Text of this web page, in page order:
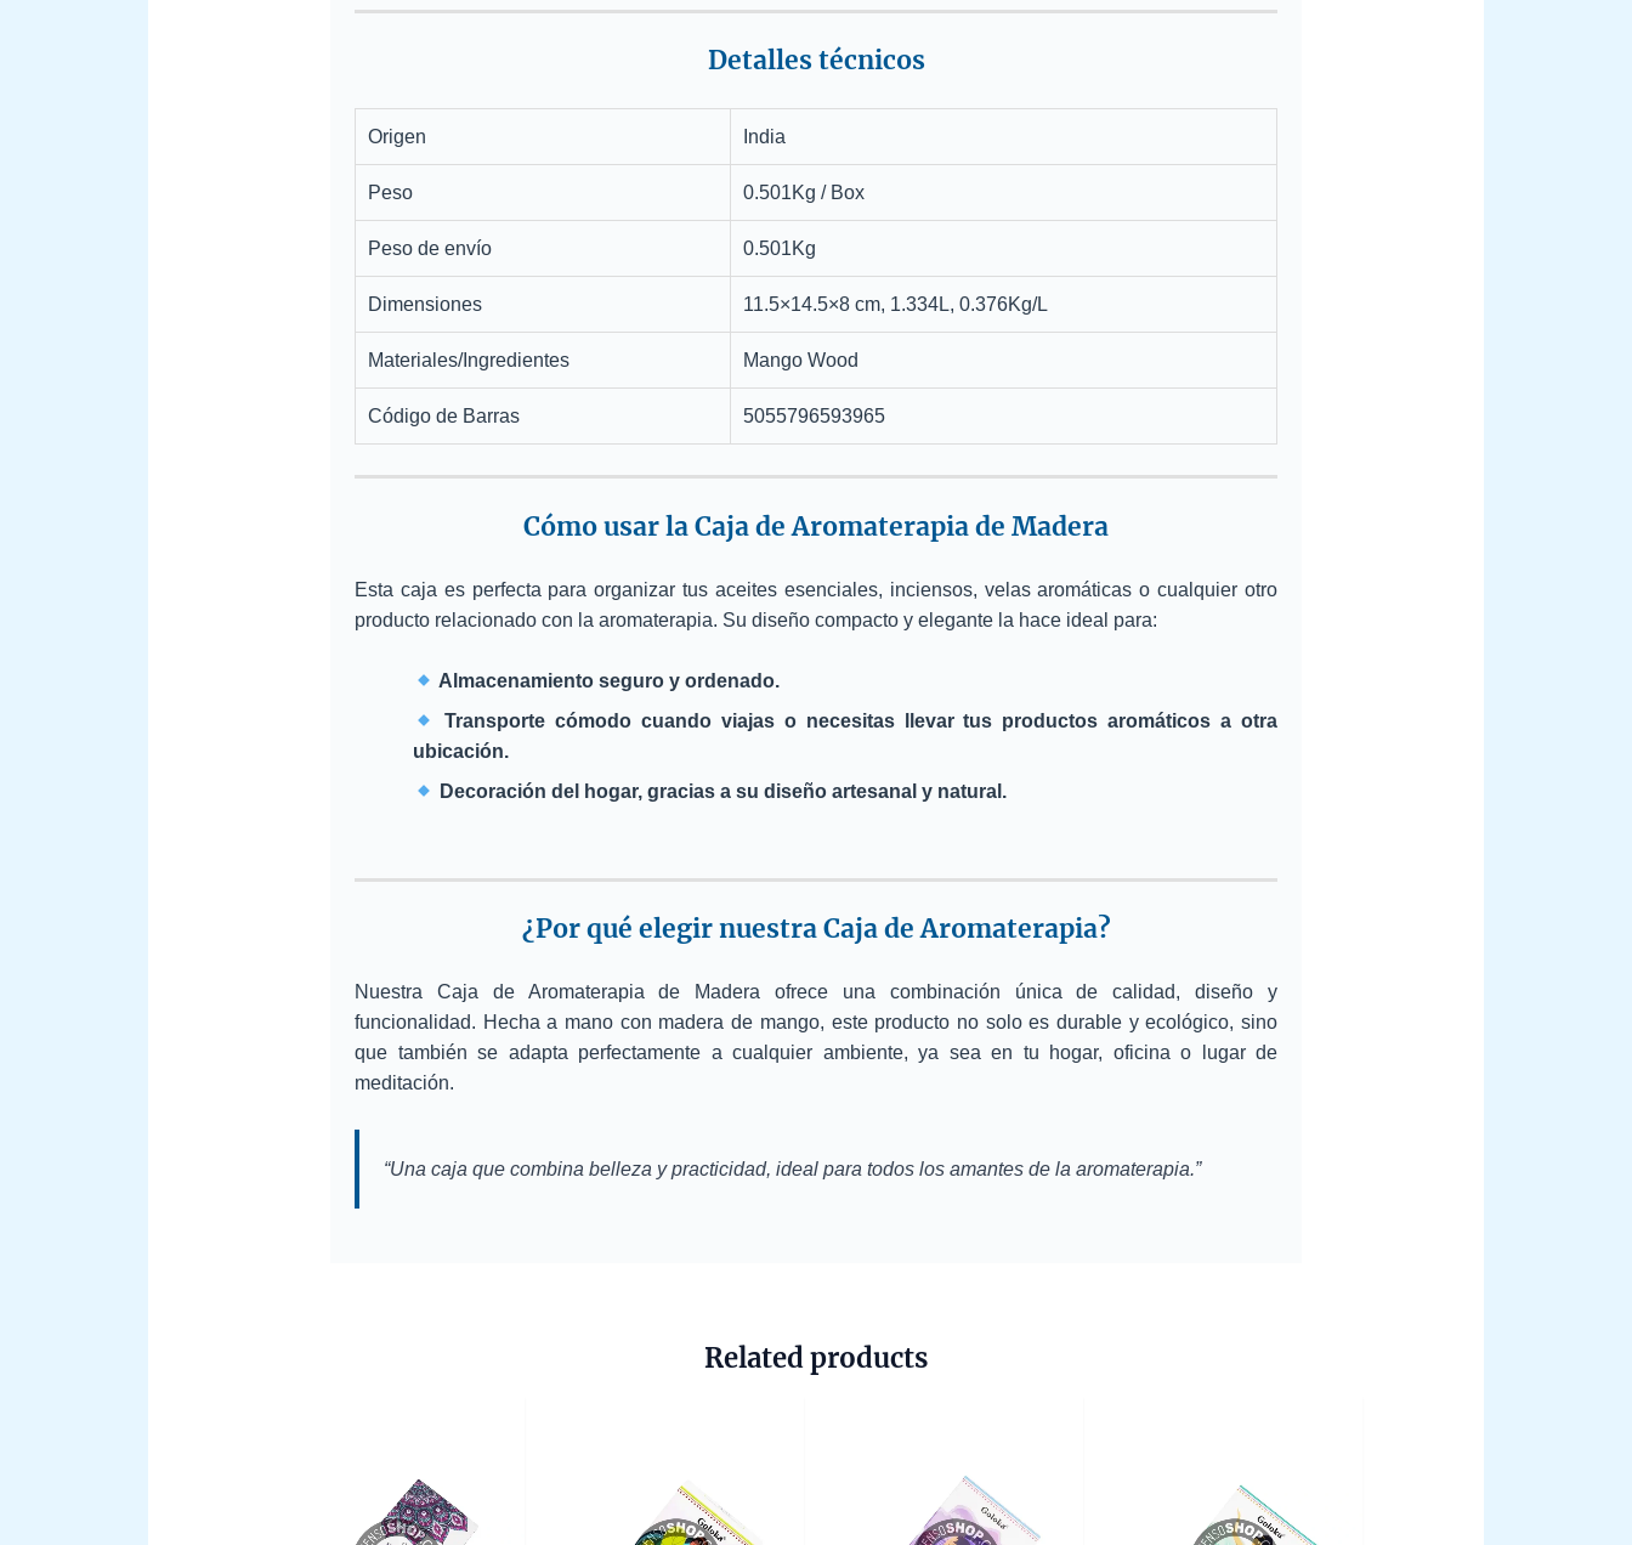
Detalles técnicos
Origen India
Peso 0.501Kg / Box
Peso de envío 0.501Kg
Dimensiones 11.5×14.5×8 cm, 1.334L, 0.376Kg/L
Materiales/Ingredientes Mango Wood
Código de Barras 5055796593965
Cómo usar la Caja de Aromaterapia de Madera
Esta caja es perfecta para organizar tus aceites esenciales, inciensos, velas aromáticas o cualquier otro
producto relacionado con la aromaterapia. Su diseño compacto y elegante la hace ideal para:
Almacenamiento seguro y ordenado.
Transporte cómodo cuando viajas o necesitas llevar tus productos aromáticos a otra
ubicación.
Decoración del hogar, gracias a su diseño artesanal y natural.
¿Por qué elegir nuestra Caja de Aromaterapia?
Nuestra Caja de Aromaterapia de Madera ofrece una combinación única de calidad, diseño y
funcionalidad. Hecha a mano con madera de mango, este producto no solo es durable y ecológico, sino
que también se adapta perfectamente a cualquier ambiente, ya sea en tu hogar, oficina o lugar de
meditación.
“Una caja que combina belleza y practicidad, ideal para todos los amantes de la aromaterapia.”
Related products